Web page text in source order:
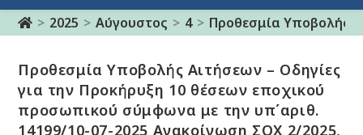
> 2025 > Αύγουστος > 4 > Προθεσμία Υποβολής
Προθεσμία Υποβολής Αιτήσεων – Οδηγίες
για την Προκήρυξη 10 θέσεων εποχικού
προσωπικού σύμφωνα με την υπ΄αριθ.
14199/10-07-2025 Ανακοίνωση ΣΟΧ 2/2025,